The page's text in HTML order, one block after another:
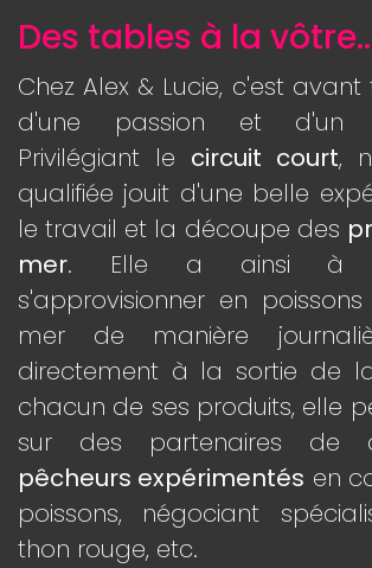
Des tables à la
Chez Alex & Lucie, c'est avant
d'une passion et d'un
Privilégiant le circuit court,
qualifiée jouit d'une belle
le travail et la découpe des
mer. Elle a ainsi à
s'approvisionner en
mer de manière
directement à la sortie de
chacun de ses produits, elle
sur des partenaires de
pêcheurs expérimentés en
poissons, négociant
thon rouge, etc.